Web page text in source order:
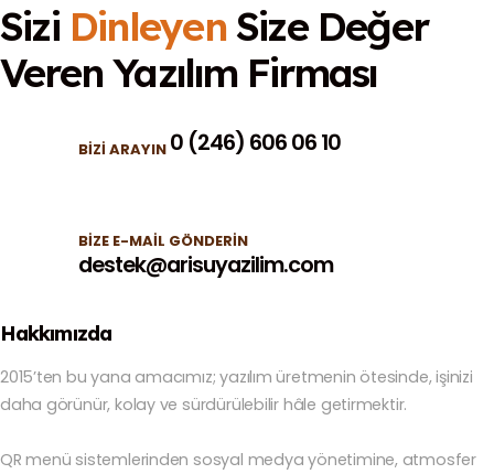
Sizi DinleyenSize Değer
VerenYazılım Firması
BIZI ARAYIN 0 (246) 606 06 10
BIZE E-MAIL GÖNDERIN
destek@arisuyazilim.com
Hakkımızda
2015’ten bu yana amacımız; yazılım üretmenin ötesinde, işinizi
daha görünür, kolay ve sürdürülebilir hâle getirmektir.
QR menü sistemlerinden sosyal medya yönetimine, atmosfer